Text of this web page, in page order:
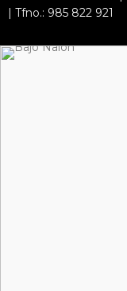
| Tfno.: 985 822 921